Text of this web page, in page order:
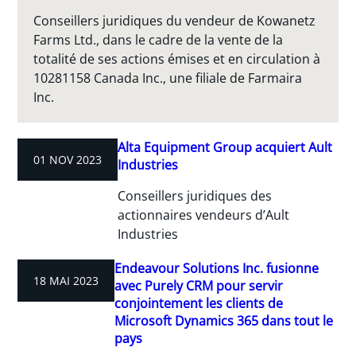
Conseillers juridiques du vendeur de Kowanetz
Farms Ltd., dans le cadre de la vente de la
totalité de ses actions émises et en circulation à
10281158 Canada Inc., une filiale de Farmaira
Inc.
01 NOV 2023
Alta Equipment Group acquiert Ault
Industries
Conseillers juridiques des
actionnaires vendeurs d’Ault
Industries
18 MAI 2023
Endeavour Solutions Inc. fusionne
avec Purely CRM pour servir
conjointement les clients de
Microsoft Dynamics 365 dans tout le
pays